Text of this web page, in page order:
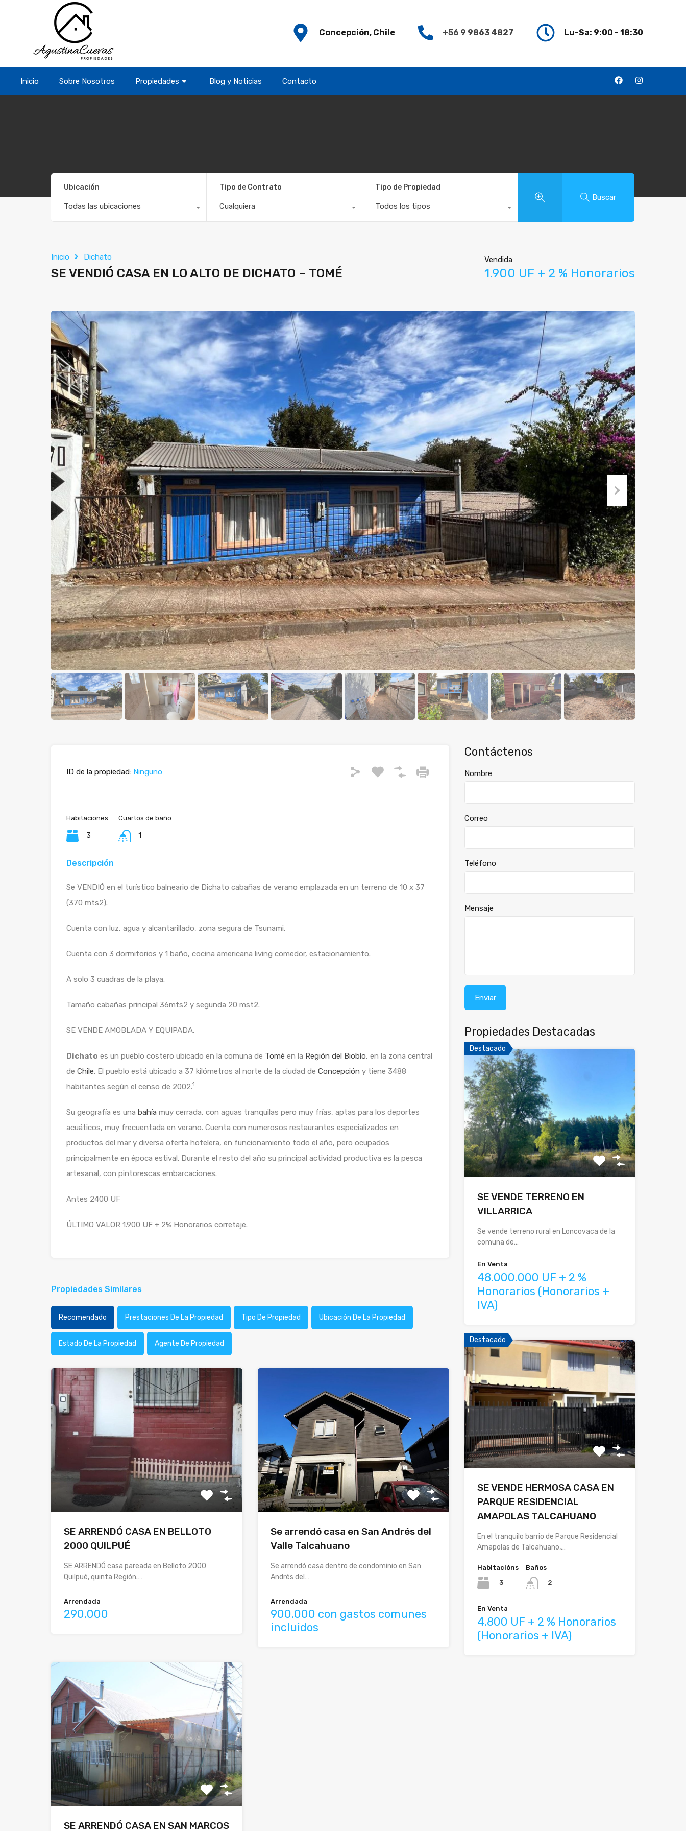
Concepción, Chile +56 9 9863 4827 Lu-Sa: 9:00 - 18:30
Inicio Sobre Nosotros Propiedades Blog y Noticias Contacto
Ubicación
Todas las ubicaciones
Tipo de Contrato
Cualquiera
Tipo de Propiedad
Todos los tipos
Buscar
Inicio Dichato
SE VENDIÓ CASA EN LO ALTO DE DICHATO – TOMÉ
Vendida
1.900 UF + 2 % Honorarios
ID de la propiedad: Ninguno
Habitaciones
3
Cuartos de baño
1
Descripción
Se VENDIÓ en el turístico balneario de Dichato cabañas de verano emplazada en un terreno de 10 x 37
(370 mts2).
Cuenta con luz, agua y alcantarillado, zona segura de Tsunami.
Cuenta con 3 dormitorios y 1 baño, cocina americana living comedor, estacionamiento.
A solo 3 cuadras de la playa.
Tamaño cabañas principal 36mts2 y segunda 20 mst2.
SE VENDE AMOBLADA Y EQUIPADA.
Dichato es un pueblo costero ubicado en la comuna de Tomé en la Región del Biobío, en la zona central
de Chile. El pueblo está ubicado a 37 kilómetros al norte de la ciudad de Concepción y tiene 3488
habitantes según el censo de 2002.1
Su geografía es una bahía muy cerrada, con aguas tranquilas pero muy frías, aptas para los deportes
acuáticos, muy frecuentada en verano. Cuenta con numerosos restaurantes especializados en
productos del mar y diversa oferta hotelera, en funcionamiento todo el año, pero ocupados
principalmente en época estival. Durante el resto del año su principal actividad productiva es la pesca
artesanal, con pintorescas embarcaciones.
Antes 2400 UF
ÚLTIMO VALOR 1.900 UF + 2% Honorarios corretaje.
Propiedades Similares
Recomendado Prestaciones De La Propiedad Tipo De Propiedad Ubicación De La Propiedad
Estado De La Propiedad Agente De Propiedad
SE ARRENDÓ CASA EN BELLOTO
2000 QUILPUÉ
SE ARRENDÓ casa pareada en Belloto 2000
Quilpué, quinta Región.…
Arrendada
290.000
Se arrendó casa en San Andrés del
Valle Talcahuano
Se arrendó casa dentro de condominio en San
Andrés del…
Arrendada
900.000 con gastos comunes
incluidos
SE ARRENDÓ CASA EN SAN MARCOS
Contáctenos
Nombre
Correo
Teléfono
Mensaje
Propiedades Destacadas
Destacado
SE VENDE TERRENO EN
VILLARRICA
Se vende terreno rural en Loncovaca de la
comuna de…
En Venta
48.000.000 UF + 2 %
Honorarios (Honorarios +
IVA)
Destacado
SE VENDE HERMOSA CASA EN
PARQUE RESIDENCIAL
AMAPOLAS TALCAHUANO
En el tranquilo barrio de Parque Residencial
Amapolas de Talcahuano,…
Habitacións
3
Baños
2
En Venta
4.800 UF + 2 % Honorarios
(Honorarios + IVA)